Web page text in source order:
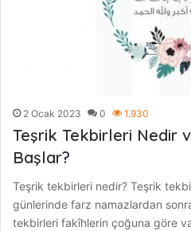
2 Ocak 2023 0 1.930
Teşrik Tekbirleri Nedir
Başlar?
Teşrik tekbirleri nedir? Teşrik
günlerinde farz namazlardan
tekbirleri fakîhlerin çoğuna göre